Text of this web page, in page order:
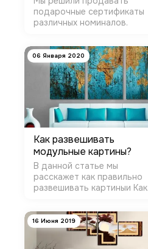
подарочные сертификаты
различных номиналов.
06 Января 2020
Как развешивать
модульные картины?
В данной статье мы
расскажет как правильно
развешивать картиныи Как
к интерьеру
16 Июня 2019